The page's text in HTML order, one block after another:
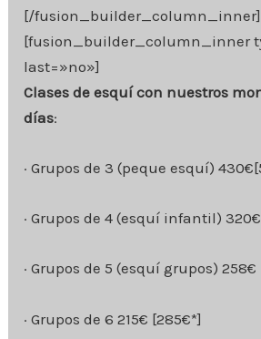
[/fusion_builder_column_inner]
[fusion_builder_column_inner
last=»no»]
Clases de esquí con nuestros
días:
· Grupos de 3 (peque esquí)
· Grupos de 4 (esquí infantil)
· Grupos de 5 (esquí grupos)
· Grupos de 6 215€ [285€*]